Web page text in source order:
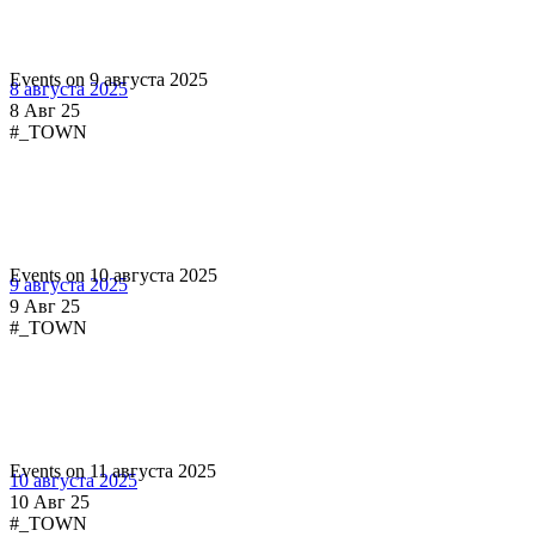
8 августа 2025
8 Авг 25
#_TOWN
Events on 9 августа 2025
9 августа 2025
9 Авг 25
#_TOWN
Events on 10 августа 2025
10 августа 2025
10 Авг 25
#_TOWN
Events on 11 августа 2025